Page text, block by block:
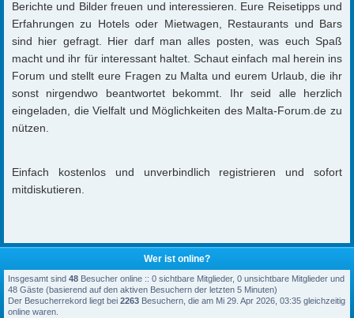
Berichte und Bilder freuen und interessieren. Eure Reisetipps und
Erfahrungen zu Hotels oder Mietwagen, Restaurants und Bars
sind hier gefragt. Hier darf man alles posten, was euch Spaß
macht und ihr für interessant haltet. Schaut einfach mal herein ins
Forum und stellt eure Fragen zu Malta und eurem Urlaub, die ihr
sonst nirgendwo beantwortet bekommt. Ihr seid alle herzlich
eingeladen, die Vielfalt und Möglichkeiten des Malta-Forum.de zu
nützen.
Einfach kostenlos und unverbindlich registrieren und sofort
mitdiskutieren.
Wer ist online?
Insgesamt sind 48 Besucher online :: 0 sichtbare Mitglieder, 0 unsichtbare Mitglieder und
48 Gäste (basierend auf den aktiven Besuchern der letzten 5 Minuten)
Der Besucherrekord liegt bei 2263 Besuchern, die am Mi 29. Apr 2026, 03:35 gleichzeitig
online waren.